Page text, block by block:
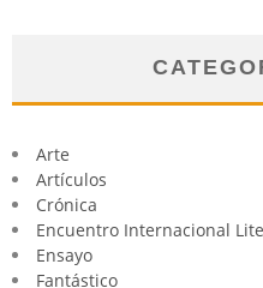
Arte
Artículos
Crónica
Encuentro Internacional
Ensayo
Fantástico